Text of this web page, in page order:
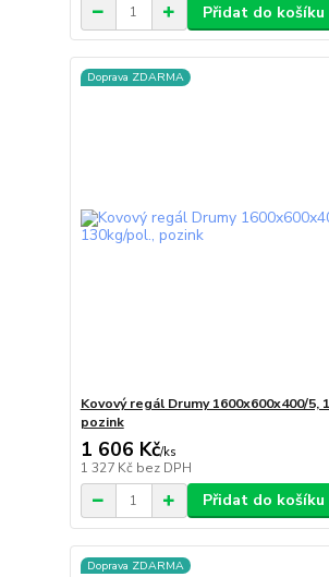
Přidat do košíku
Doprava ZDARMA
Kovový regál Drumy 1600x600x400/5,
pozink
1 606 Kč/ks
1 327 Kč bez DPH
Přidat do košíku
Doprava ZDARMA